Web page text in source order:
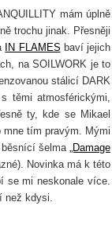
mám úplně
trochu jinak. Přesněji
IN FLAMES baví jejich
na SOILWORK je to
stálicí DARK
těmi atmosférickými,
ty, kde se Mikael
tím pravým. Mými
běsnící šelma„Damage
Novinka má k této
se mi neskonale více.
než kdysi.